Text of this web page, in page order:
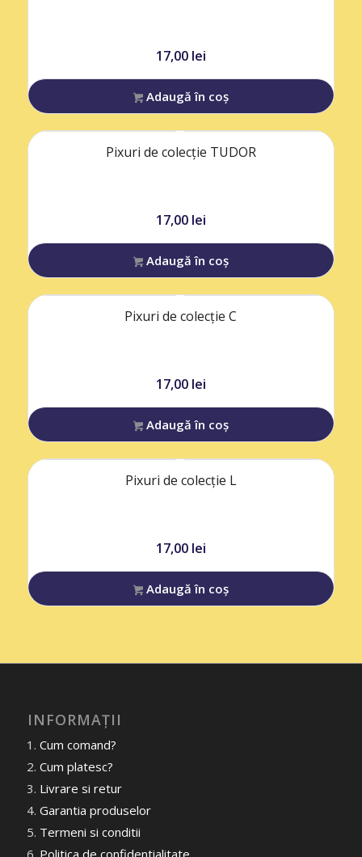
17,00 lei
Adaugă în coș
Pixuri de colecție TUDOR
17,00 lei
Adaugă în coș
Pixuri de colecție C
17,00 lei
Adaugă în coș
Pixuri de colecție L
17,00 lei
Adaugă în coș
INFORMAȚII
Cum comand?
Cum platesc?
Livrare si retur
Garantia produselor
Termeni si conditii